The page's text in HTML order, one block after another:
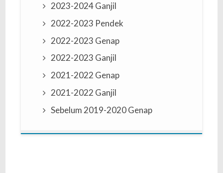
2023-2024 Ganjil
2022-2023 Pendek
2022-2023 Genap
2022-2023 Ganjil
2021-2022 Genap
2021-2022 Ganjil
Sebelum 2019-2020 Genap